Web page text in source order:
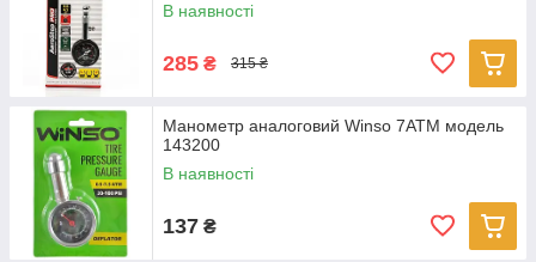
В наявності
285 ₴ 315 ₴
Манометр аналоговий Winso 7АТМ модель
143200
В наявності
137 ₴